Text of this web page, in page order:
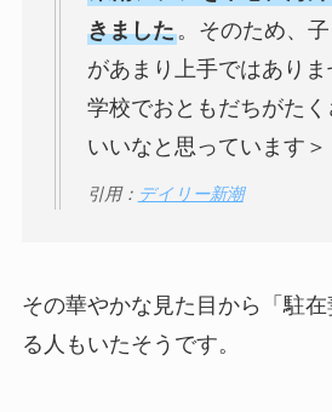
きました。そのため、
があまり上手ではあり
学校でおともだちがたく
いいなと思っています＞
引用： デイリー新潮
その華やかな見た目から「駐在
る人もいたそうです。